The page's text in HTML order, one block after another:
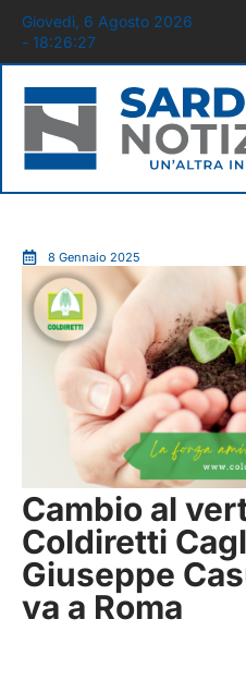
Giovedì, 6 Agosto 2026
- 18:26:28
8 Gennaio 2025
Cambio al
Coldiretti
Giuseppe
va a Roma